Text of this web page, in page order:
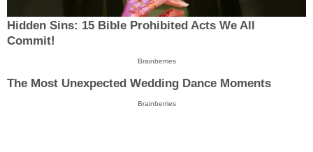
Hidden Sins: 15 Bible Prohibited Acts We All
Commit!
Brainberries
The Most Unexpected Wedding Dance Moments
Brainberries